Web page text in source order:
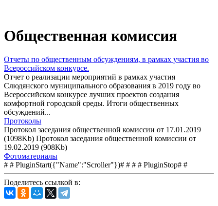
Общественная комиссия
Отчеты по общественным обсуждениям, в рамках участия во
Всероссийском конкурсе.
Отчет о реализации мероприятий в рамках участия
Слюдянского муниципального образования в 2019 году во
Всероссийском конкурсе лучших проектов создания
комфортной городской среды. Итоги общественных
обсуждений...
Протоколы
Протокол заседания общественной комиссии от 17.01.2019
(1098Kb) Протокол заседания общественной комиссии от
19.02.2019 (908Kb)
Фотоматериалы
# # PluginStart({"Name":"Scroller"})# # # # PluginStop# #
Поделитесь ссылкой в: